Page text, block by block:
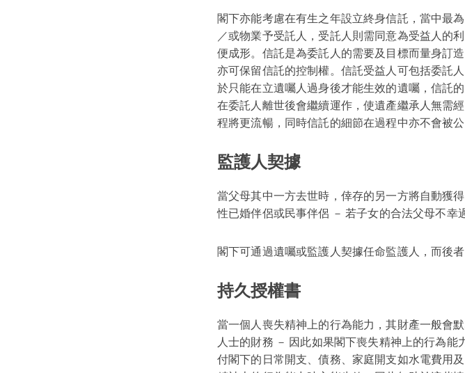
閣下亦能考慮在有生之年設立終身信託，當中最
／或物業予受託人，受託人則需同意為受益人的
便成形。信託是為委託人的需要及目標而量身訂
亦可保留信託的控制權。信託受益人可包括委託
於只能在立遺囑人過身後才能生效的遺囑，信託
在委託人離世後會繼續運作，使遺產繼承人無需
程將更流暢，同時信託的細節在過程中亦不會被公
監護人契據
當父母其中一方去世時，倖存的另一方將自動獲
性已婚伴侶或民事伴侶 － 若子女的合法父母不幸
閣下可通過遺囑或監護人契據任命監護人，而後者
持久授權書
當一個人喪失精神上的行為能力，其財產一般會
人士的財務 － 因此如果閣下喪失精神上的行為
付閣下的日常開支、債務、家庭開支如水電費用